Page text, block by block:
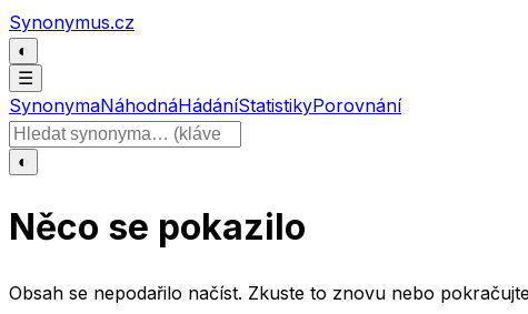
Přeskočit na obsah
Synonymus.cz
◐
☰
SynonymaNáhodnáHádáníStatistikyPorovnání
Hledat slovo
◐
Něco se pokazilo
Obsah se nepodařilo načíst. Zkuste to znovu nebo